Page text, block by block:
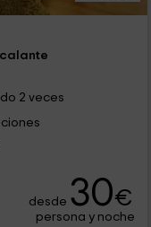
2 veces
desde 30€
persona y noche